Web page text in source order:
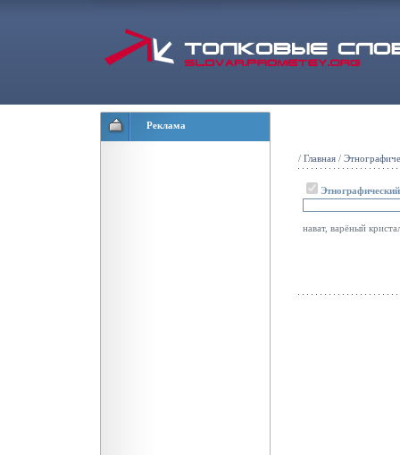
Реклама
/ Главная /
нават, варёный